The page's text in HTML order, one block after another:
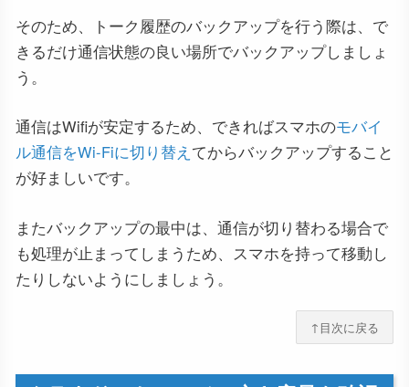
そのため、トーク履歴のバックアップを行う際は、で
きるだけ通信状態の良い場所でバックアップしましょ
う。
通信はWifiが安定するため、できればスマホのモバイ
ル通信をWi-Fiに切り替え てからバックアップすること
が好ましいです。
またバックアップの最中は、通信が切り替わる場合で
も処理が止まってしまうため、スマホを持って移動し
たりしないようにしましょう。
↑目次に戻る